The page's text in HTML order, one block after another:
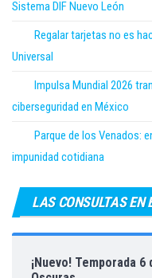
Sistema DIF Nuevo León
Regalar tarjetas no es
Universal
Impulsa Mundial 2026
ciberseguridad en México
Parque de los Venados:
impunidad cotidiana
LAS CONSULTAS EN
¡Nuevo! Temporada